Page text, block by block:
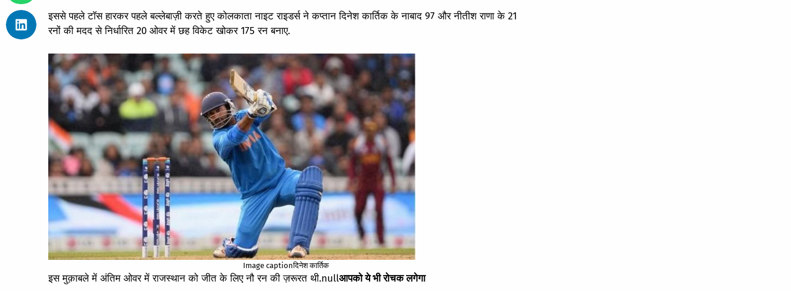
इससे पहले टॉस हारकर पहले बल्लेबाज़ी करते हुए कोलकाता नाइट राइडर्स ने कप्तान दिनेश कार्तिक के नाबाद 97 और नीतीश राणा के 21
रनों की मदद से निर्धारित 20 ओवर में छह विकेट खोकर 175 रन बनाए.
Image captionदिनेश कार्तिक
इस मुक़ाबले में अंतिम ओवर में राजस्थान को जीत के लिए नौ रन की ज़रूरत थी.nullआपको ये भी रोचक लगेगा